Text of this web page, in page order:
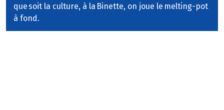
que soit la culture, à la Binette, on joue le melting-pot
à fond.